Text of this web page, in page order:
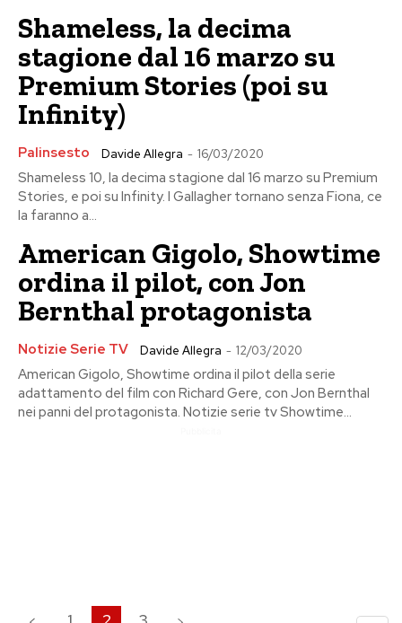
Shameless, la decima
stagione dal 16 marzo su
Premium Stories (poi su
Infinity)
Palinsesto Davide Allegra - 16/03/2020
Shameless 10, la decima stagione dal 16 marzo su Premium
Stories, e poi su Infinity. I Gallagher tornano senza Fiona, ce
la faranno a...
American Gigolo, Showtime
ordina il pilot, con Jon
Bernthal protagonista
Notizie Serie TV Davide Allegra - 12/03/2020
American Gigolo, Showtime ordina il pilot della serie
adattamento del film con Richard Gere, con Jon Bernthal
nei panni del protagonista. Notizie serie tv Showtime...